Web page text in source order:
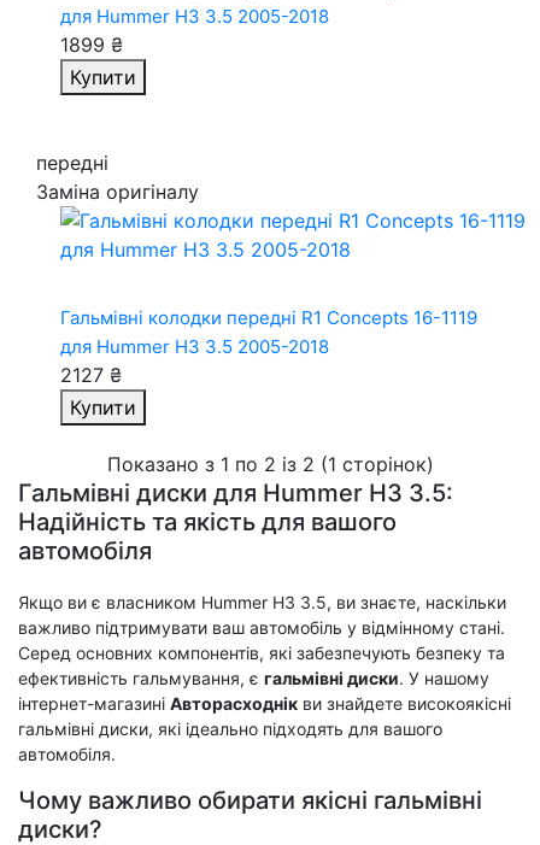
для Hummer H3 3.5 2005-2018
1899 ₴
Купити
передні
Заміна оригіналу
Гальмівні колодки передні R1 Concepts 16-1119
для Hummer H3 3.5 2005-2018
2127 ₴
Купити
Показано з 1 по 2 із 2 (1 сторінок)
Гальмівні диски для Hummer H3 3.5:
Надійність та якість для вашого
автомобіля
Якщо ви є власником Hummer H3 3.5, ви знаєте, наскільки
важливо підтримувати ваш автомобіль у відмінному стані.
Серед основних компонентів, які забезпечують безпеку та
ефективність гальмування, є гальмівні диски. У нашому
інтернет-магазині Авторасходнік ви знайдете високоякісні
гальмівні диски, які ідеально підходять для вашого
автомобіля.
Чому важливо обирати якісні гальмівні
диски?